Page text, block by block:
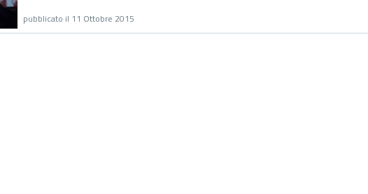
pubblicato il 11 Ottobre 2015